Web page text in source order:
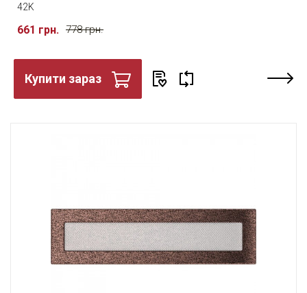
42K
661 грн. 778 грн.
Купити зараз